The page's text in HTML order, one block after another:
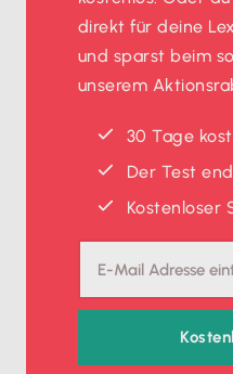
direkt für deine
und sparst beim
unserem
30 Tage
Der Test
Kostenloser